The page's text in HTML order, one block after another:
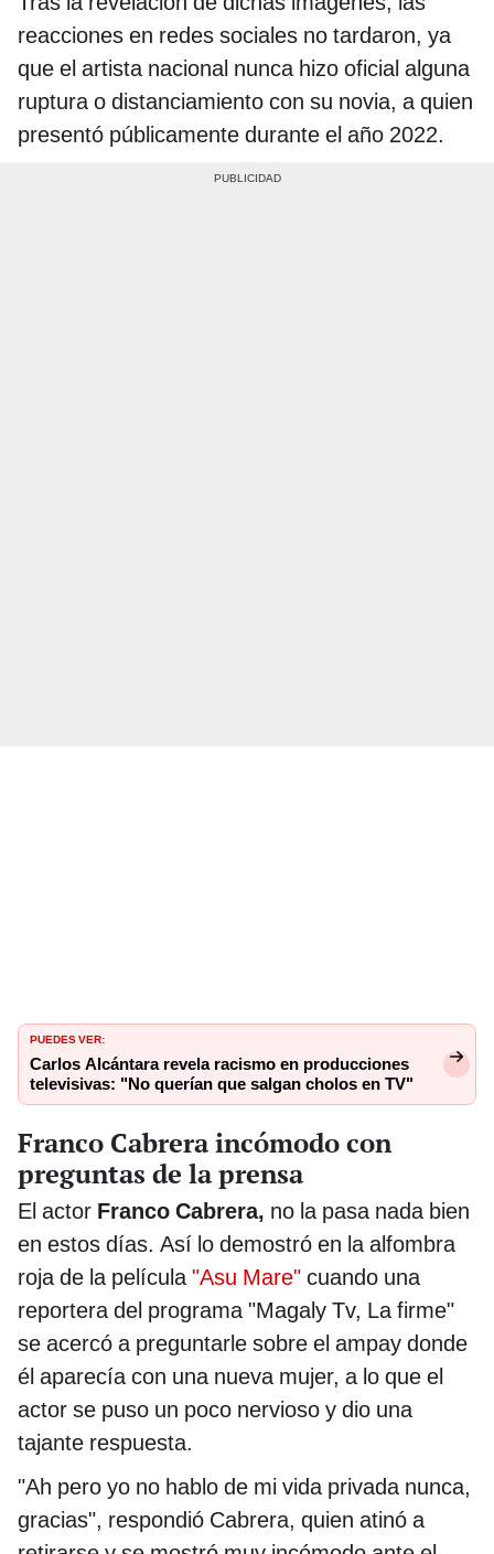
reacciones en redes sociales no tardaron, ya
que el artista nacional nunca hizo oficial alguna
ruptura o distanciamiento con su novia, a quien
presentó públicamente durante el año 2022.
PUEDES VER:
Carlos Alcántara revela racismo en producciones
televisivas: "No querían que salgan cholos en TV"
Franco Cabrera incómodo con
preguntas de la prensa
El actor Franco Cabrera, no la pasa nada bien
en estos días. Así lo demostró en la alfombra
roja de la película"Asu Mare" cuando una
reportera del programa "Magaly Tv, La firme"
se acercó a preguntarle sobre el ampay donde
él aparecía con una nueva mujer, a lo que el
actor se puso un poco nervioso y dio una
tajante respuesta.
"Ah pero yo no hablo de mi vida privada nunca,
gracias", respondió Cabrera, quien atinó a